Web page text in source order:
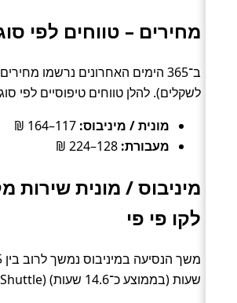
מחירים – טווחים לפי
ב־365 הימים האחרונים נרשמו
לשקלים). להלן טווחים טיפוסיים לפי
מונית / מיניבוס:
מעבורת:
מיניבוס / מונית שירות
לקו פי פי
שעות (בממוצע כ־14.6 שעות) (Shuttle).